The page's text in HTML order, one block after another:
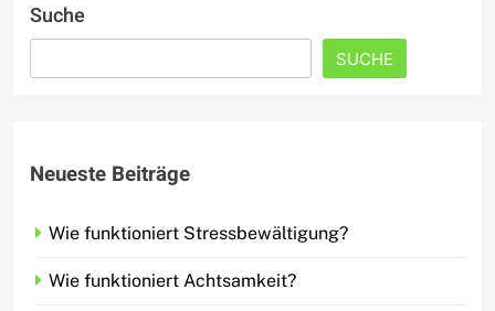
Suche
SUCHE
Neueste Beiträge
Wie funktioniert Stressbewältigung?
Wie funktioniert Achtsamkeit?